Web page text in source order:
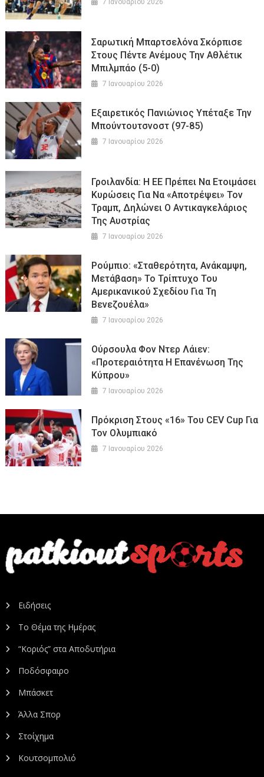
7 Ιανουαρίου 2026
Σαρωτική Μπαρτσελόνα Σκόρπισε
Στους Πέντε Ανέμους Την Αθλέτικ
Μπιλμπάο (5-0)
7 Ιανουαρίου 2026
Εξαιρετικός Πανιώνιος Υπέταξε Την
Μπούντουτσνοστ (97-85)
7 Ιανουαρίου 2026
Γροιλανδία: Η ΕΕ Πρέπει Να Ετοιμάσει
Κυρώσεις Για Να «αποτρέψει» Τον
Τραμπ, Δηλώνει Ο Αντικαγκελάριος
Της Αυστρίας
7 Ιανουαρίου 2026
Ρούμπιο: «Σταθερότητα, Ανάκαμψη,
Μετάβαση» Το Τρίπτυχο Του
Αμερικανικού Σχεδίου Για Τη
Βενεζουέλα»
7 Ιανουαρίου 2026
Ούρσουλα Φον Ντερ Λάιεν:
«Προτεραιότητα Η Επανένωση Της
Κύπρου»
7 Ιανουαρίου 2026
Πρόκριση Στους «16» Του CEV Cup Για
Τον Ολυμπιακό
7 Ιανουαρίου 2026
Ειδήσεις
Το Θέμα της Ημέρας
“Κοριός” στα Αποδυτήρια
Ποδόσφαιρο
Μπάσκετ
Άλλα Σπορ
Στοίχημα
Κουτσομπολιό